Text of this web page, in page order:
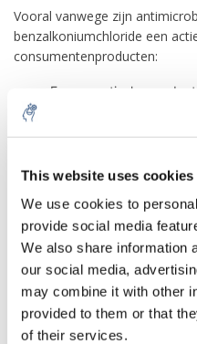
This website uses cookies
We use cookies to
provide social media
We also share information
our social media,
may combine it with other
provided to them or that
of their services.
Vooral vanwege zijn
benzalkoniumchloride een
consumentenproducten:
Farmaceutische
shampoos, zeep,
Keeltabletten en
Zaaddodende crèmes
Vrij verkrijgbare
herpes, koortsblaasjes
en Viroxyn
Behandeling van
Sproei
Sign up for
informed about
receive a 10%
purchase for all
our